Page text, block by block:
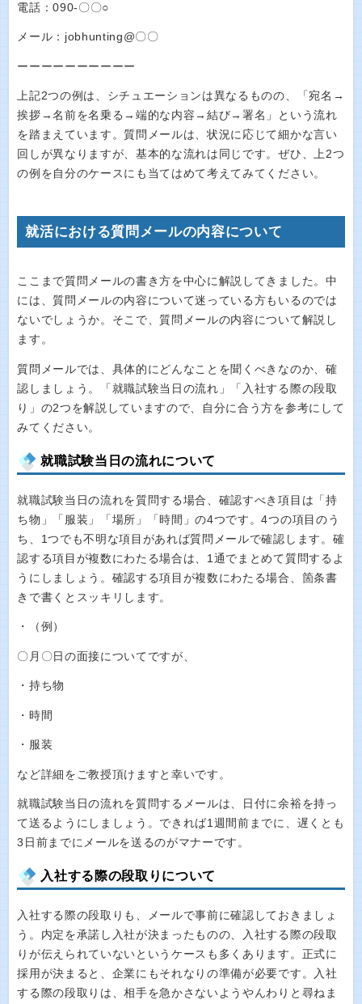
電話：090-〇〇○
メール：jobhunting@〇〇
ーーーーーーーーーー
上記2つの例は、シチュエーションは異なるものの、「宛名→
挨拶→名前を名乗る→端的な内容→結び→署名」という流れ
を踏まえています。質問メールは、状況に応じて細かな言い
回しが異なりますが、基本的な流れは同じです。ぜひ、上2つ
の例を自分のケースにも当てはめて考えてみてください。
就活における質問メールの内容について
ここまで質問メールの書き方を中心に解説してきました。中
には、質問メールの内容について迷っている方もいるのでは
ないでしょうか。そこで、質問メールの内容について解説し
ます。
質問メールでは、具体的にどんなことを聞くべきなのか、確
認しましょう。「就職試験当日の流れ」「入社する際の段取
り」の2つを解説していますので、自分に合う方を参考にして
みてください。
就職試験当日の流れについて
就職試験当日の流れを質問する場合、確認すべき項目は「持
ち物」「服装」「場所」「時間」の4つです。4つの項目のう
ち、1つでも不明な項目があれば質問メールで確認します。確
認する項目が複数にわたる場合は、1通でまとめて質問するよ
うにしましょう。確認する項目が複数にわたる場合、箇条書
きで書くとスッキリします。
・（例）
〇月〇日の面接についてですが、
・持ち物
・時間
・服装
など詳細をご教授頂けますと幸いです。
就職試験当日の流れを質問するメールは、日付に余裕を持っ
て送るようにしましょう。できれば1週間前までに、遅くとも
3日前までにメールを送るのがマナーです。
入社する際の段取りについて
入社する際の段取りも、メールで事前に確認しておきましょ
う。内定を承諾し入社が決まったものの、入社する際の段取
りが伝えられていないというケースも多くあります。正式に
採用が決まると、企業にもそれなりの準備が必要です。入社
する際の段取りは、相手を急かさないようやんわりと尋ねま